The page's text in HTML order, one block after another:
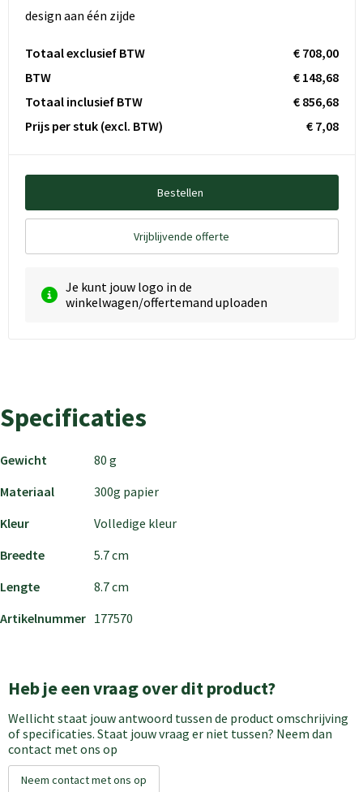
design aan één zijde
Totaal exclusief BTW
€ 708,00
BTW
€ 148,68
Totaal inclusief BTW
€ 856,68
Prijs per stuk (excl. BTW) € 7,08
Bestellen
Vrijblijvende offerte
Je kunt jouw logo in de
winkelwagen/offertemand uploaden
Specificaties
Gewicht
80 g
Materiaal
300g papier
Kleur
Volledige kleur
Breedte
5.7 cm
Lengte
8.7 cm
Artikelnummer 177570
Heb je een vraag over dit product?
Wellicht staat jouw antwoord tussen de product omschrijving
of specificaties. Staat jouw vraag er niet tussen? Neem dan
contact met ons op
Neem contact met ons op